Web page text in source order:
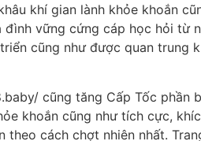
khí gian lành khỏe khoắn
vững cứng cáp học hỏi từ
cũng như được quan trung
cũng tăng Cấp Tốc phần
khoắn cũng như tích cực,
theo cách chợt nhiên nhất.